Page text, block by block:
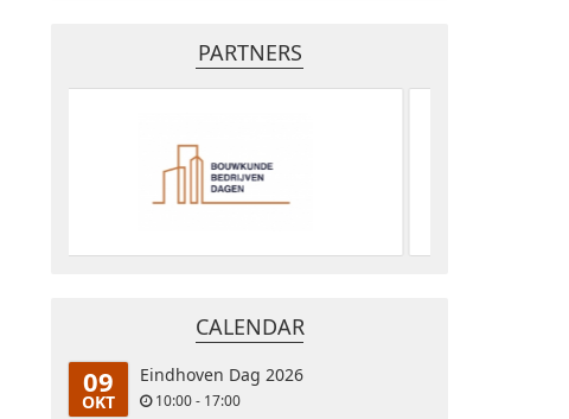
PARTNERS
CALENDAR
09
OKT
Eindhoven Dag 2026
10:00 - 17:00